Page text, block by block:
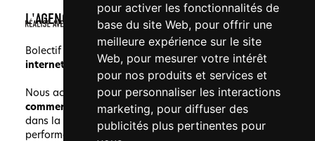
pour activer les fonctionnalités de
base du site Web, pour offrir une
meilleure expérience sur le site
Web, pour mesurer votre intérêt
pour nos produits et services et
pour personnaliser les interactions
marketing, pour diffuser des
publicités plus pertinentes pour
L'AGENCE
Bolectif est une agence spécialisée en
création de site
internet
SEOet encréation de logoà Marseille.
Nous accompagnons lesPME,professions libérales,
commerçants
grands groupesetporteurs de projet
dans la création de marques cohérentes, visibles et
performantes.